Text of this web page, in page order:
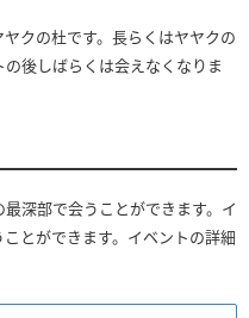
ヤクの杜です。長らくはヤヤクの
後しばらくは会えなくなりま
最深部で会うことができます。イ
ことができます。イベントの詳細